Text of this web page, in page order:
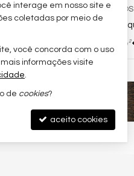
CAMBORIÚ -PIONEIROS
230, m²
interage em nosso site e
coletadas por meio de
você concorda com o uso
mais informações visite
.
de cookies?
aceito cookies